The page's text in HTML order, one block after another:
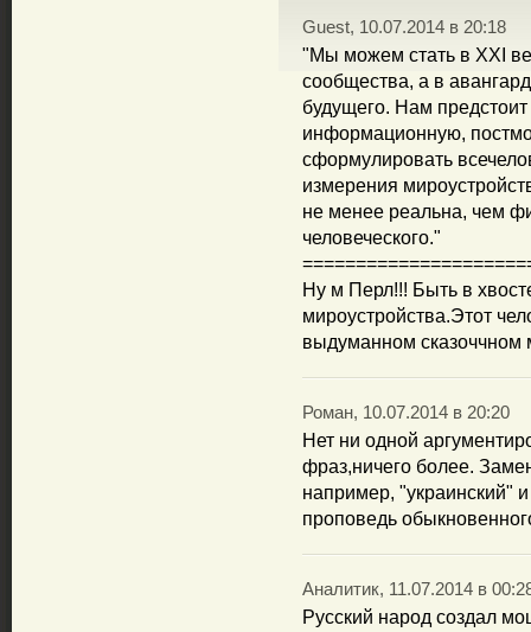
Guest, 10.07.2014 в 20:18
"Мы можем стать в XXI
сообщества, а в
будущего. Нам
информационную,
сформулировать
измерения
не менее реальна, чем
человеческого."
Ну м Перл!!! Быть в
мироустройства.Этот
выдуманном сказоччном
Роман, 10.07.2014 в 20:20
Нет ни одной
фраз,ничего более.
например, "украинский"
проповедь
Аналитик, 11.07.2014 в
Русский народ создал